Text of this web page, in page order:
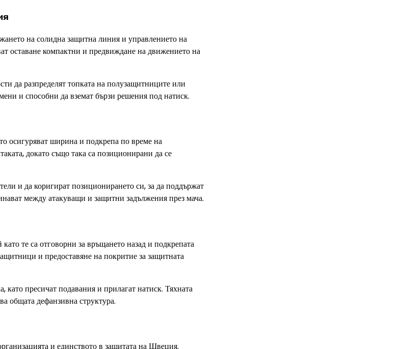
на солидна защитна линия и управлението на
оставане компактни и предвиждане на движението на
да разпределят топката на полузащитниците или
и способни да вземат бързи решения под натиск.
осигуряват ширина и подкрепа по време на
докато също така са позиционирани да се
и да коригират позиционирането си, за да поддържат
между атакуващи и защитни задължения през мача.
те са отговорни за връщането назад и подкрепата
и предоставяне на покритие за защитната
пресичат подавания и прилагат натиск. Тяхната
общата дефанзивна структура.
и единството в защитата на Швеция.